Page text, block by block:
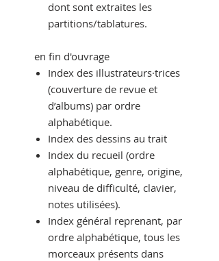
dont sont extraites les
partitions/tablatures.
en fin d'ouvrage
Index des illustrateurs·trices
(couverture de revue et
d’albums) par ordre
alphabétique.
Index des dessins au trait
Index du recueil (ordre
alphabétique, genre, origine,
niveau de difficulté, clavier,
notes utilisées).
Index général reprenant, par
ordre alphabétique, tous les
morceaux présents dans